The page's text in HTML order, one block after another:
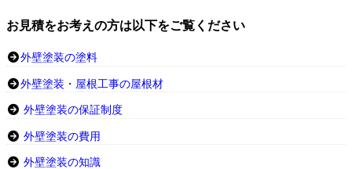
お見積をお考えの方は以下をご覧ください
外壁塗装の塗料
外壁塗装・屋根工事の屋根材
外壁塗装の保証制度
外壁塗装の費用
外壁塗装の知識